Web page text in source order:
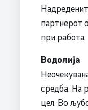
партнерот
при работа.
Водолија
средба. На
цел. Во